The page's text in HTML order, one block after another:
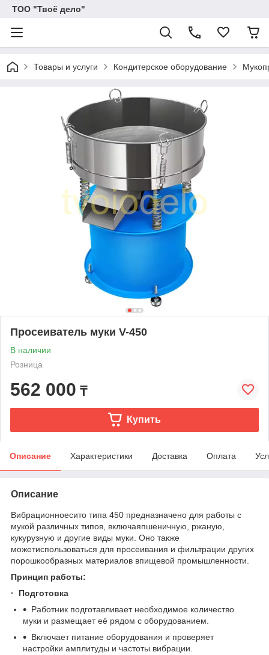
ТОО "Твоё дело"
Товары и услуги Кондитерское оборудование
Просеиватель муки V-450
В наличии
Розница
562 000 ₸
Купить
Описание Характеристики Доставка Оплата
Описание
Вибрационноесито типа 450 предназначено для работы с
мукой различных типов, включаяпшеничную, ржаную,
кукурузную и другие виды муки. Оно также
можетиспользоваться для просеивания и фильтрации других
порошкообразных материалов впищевой промышленности.
Принцип работы:
·
Подготовка
Работник подготавливает необходимое количество
муки и размещает её рядом с оборудованием.
Включает питание оборудования и проверяет
настройки амплитуды и частоты вибрации.